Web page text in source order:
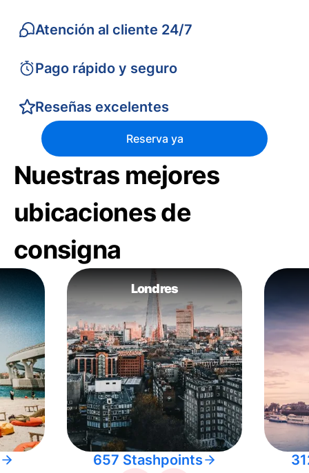
Atención al cliente 24/7
Pago rápido y seguro
Reseñas excelentes
Reserva ya
Nuestras mejores
ubicaciones de
consigna
Londres
657 Stashpoints